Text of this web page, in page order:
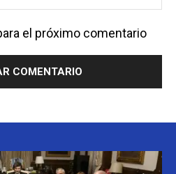
el próximo comentario